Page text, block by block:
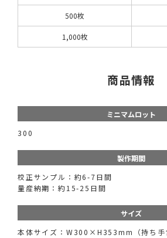
500枚
1,000枚
商品情報
ミニマムロット
300
製作期間
校正サンプル：約6-7日間
量産納期：約15-25日間
サイズ
本体サイズ：W300×H353mm（持ち手